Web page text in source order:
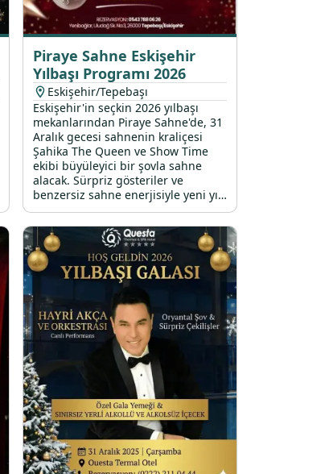
Piraye Sahne Eskişehir
Yılbaşı Programı 2026
Eskişehir/Tepebaşı
Eskişehir'in seçkin 2026 yılbaşı
mekanlarından Piraye Sahne'de, 31
Aralık gecesi sahnenin kraliçesi
Şahika The Queen ve Show Time
ekibi büyüleyici bir şovla sahne
alacak. Sürpriz gösteriler ve
benzersiz sahne enerjisiyle yeni yıl
ruhunun doruklarda yaşanacağı bu
unutulmaz gece, eğlence
tutkunlarını bekliyor.